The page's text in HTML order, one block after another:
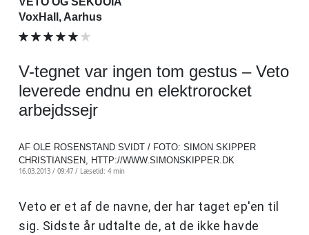
VoxHall, Aarhus
V-tegnet var ingen tom gestus – Veto
leverede endnu en elektrorocket
arbejdssejr
AF OLE ROSENSTAND SVIDT / FOTO: SIMON SKIPPER
CHRISTIANSEN, HTTP://WWW.SIMONSKIPPER.DK
16.03.2013 / 09:47 / Læsetid: 4 min
Veto er et af de navne, der har taget ep'en til
sig. Sidste år udtalte de, at de ikke havde